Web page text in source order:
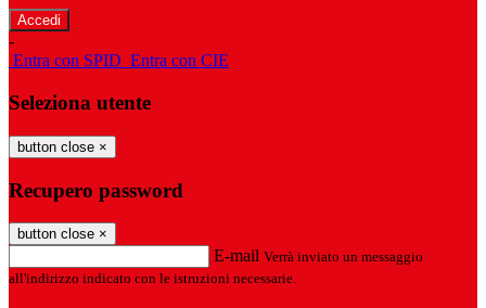
-
Entra con SPID Entra con CIE
Seleziona utente
button close ×
Recupero password
button close ×
E-mail Verrà inviato un messaggio
all'indirizzo indicato con le istruzioni necessarie.